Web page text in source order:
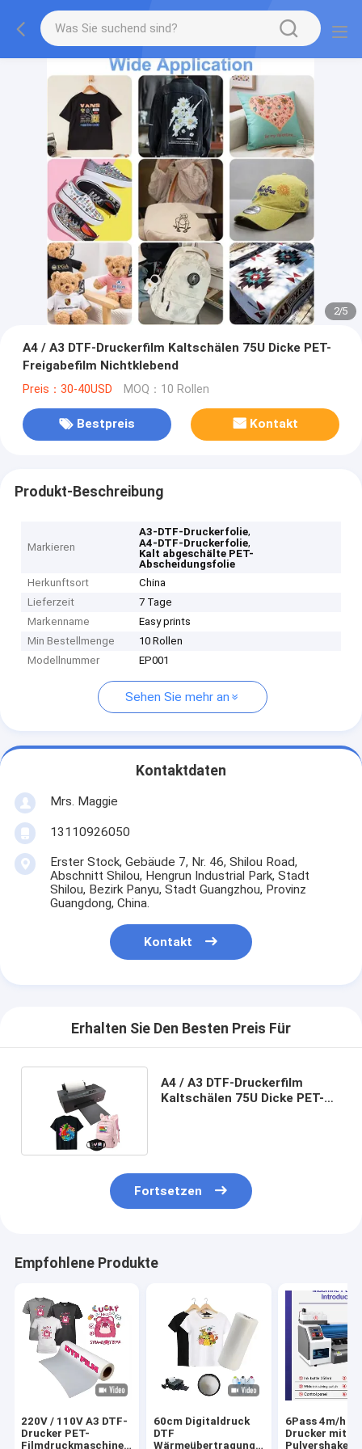
2/5
A4 / A3 DTF-Druckerfilm Kaltschälen 75U Dicke PET-
Freigabefilm Nichtklebend
Preis：30-40USD MOQ：10 Rollen
Bestpreis Kontakt
Produkt-Beschreibung
Markieren
A3-DTF-Druckerfolie,
A4-DTF-Druckerfolie,
Kalt abgeschälte PET-
Abscheidungsfolie
Herkunftsort
China
Lieferzeit
7 Tage
Markenname
Easy prints
Min Bestellmenge
10 Rollen
Modellnummer
EP001
Sehen Sie mehr an
Kontaktdaten
Mrs. Maggie
13110926050
Erster Stock, Gebäude 7, Nr. 46, Shilou Road,
Abschnitt Shilou, Hengrun Industrial Park, Stadt
Shilou, Bezirk Panyu, Stadt Guangzhou, Provinz
Guangdong, China.
Kontakt
Erhalten Sie Den Besten Preis Für
A4 / A3 DTF-Druckerfilm
Kaltschälen 75U Dicke PET-
Fortsetzen
Empfohlene Produkte
220V / 110V A3 DTF-
Drucker PET-
Filmdruckmaschine
60cm Digitaldruck
DTF
Wärmeübertragung
6Pass 4m/h
Drucker mit
Pulvershaker